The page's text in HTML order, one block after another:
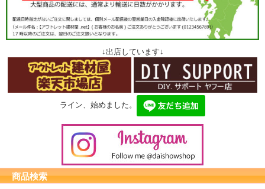
↓出店しています↓
ライン、始めました。
商品検索